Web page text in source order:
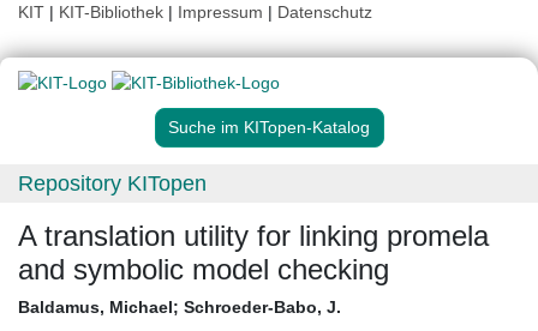
KIT | KIT-Bibliothek | Impressum | Datenschutz
Suche im KITopen-Katalog
Repository KITopen
A translation utility for linking promela
and symbolic model checking
Baldamus, Michael; Schroeder-Babo, J.